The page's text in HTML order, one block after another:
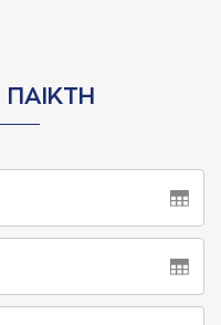
ΠΑΙΚΤΗ